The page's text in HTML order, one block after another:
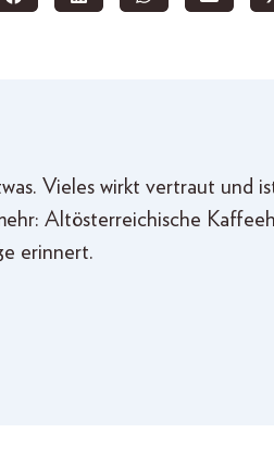
Vieles wirkt vertraut und
Altösterreichische
erinnert.